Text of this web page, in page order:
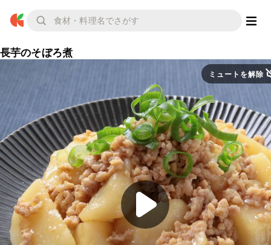
長芋のそぼろ煮
ミュートを解除